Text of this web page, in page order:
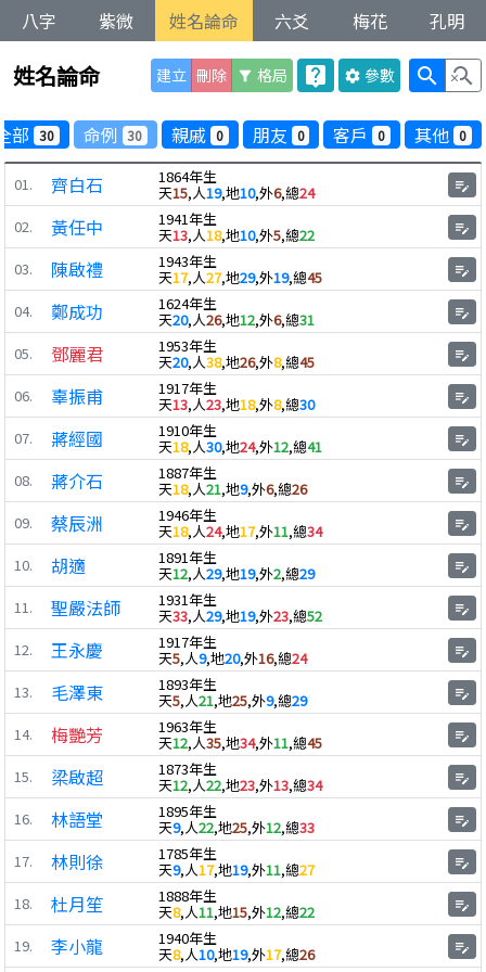
八字 紫微 姓名論命 六爻 梅花 孔明
姓名論命 建立 刪除 filter_alt 格局 live_help settings 參數 search search_off
部 30 命例 30 親戚 0 朋友 0 客戶 0 其他 0
01. 齊白石 1864年生
天15,人19,地10,外6,總24 edit_note
02. 黃任中 1941年生
天13,人18,地10,外5,總22 edit_note
03. 陳啟禮 1943年生
天17,人27,地29,外19,總45 edit_note
04. 鄭成功 1624年生
天20,人26,地12,外6,總31 edit_note
05. 鄧麗君 1953年生
天20,人38,地26,外8,總45 edit_note
06. 辜振甫 1917年生
天13,人23,地18,外8,總30 edit_note
07. 蔣經國 1910年生
天18,人30,地24,外12,總41 edit_note
08. 蔣介石 1887年生
天18,人21,地9,外6,總26 edit_note
09. 蔡辰洲 1946年生
天18,人24,地17,外11,總34 edit_note
10. 胡適 1891年生
天12,人29,地19,外2,總29 edit_note
11. 聖嚴法師 1931年生
天33,人29,地19,外23,總52 edit_note
12. 王永慶 1917年生
天5,人9,地20,外16,總24 edit_note
13. 毛澤東 1893年生
天5,人21,地25,外9,總29 edit_note
14. 梅艷芳 1963年生
天12,人35,地34,外11,總45 edit_note
15. 梁啟超 1873年生
天12,人22,地23,外13,總34 edit_note
16. 林語堂 1895年生
天9,人22,地25,外12,總33 edit_note
17. 林則徐 1785年生
天9,人17,地19,外11,總27 edit_note
18. 杜月笙 1888年生
天8,人11,地15,外12,總22 edit_note
19. 李小龍 1940年生
天8,人10,地19,外17,總26 edit_note